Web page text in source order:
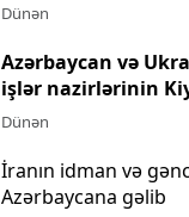
Dünən
Azərbaycan və
işlər nazirlərinin
Dünən
İranın idman və
Azərbaycana gəlib